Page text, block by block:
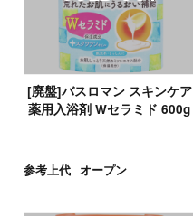
[廃盤]バスロマン スキンケア
薬用入浴剤 Wセラミド 600g
参考上代 オープン